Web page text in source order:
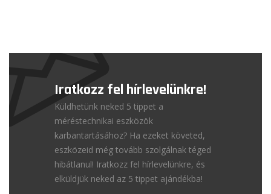
Iratkozz fel hírlevelünkre!
Küldhetünk neked 5 tippet a
méréstechnikai eszközök
karbantartásához? Ha ezeket követed,
eszközeid még tovább szolgálnak téged
hibátlanul! Iratkozz fel hírlevelünkre, és
elküldjük neked az 5 tippet ajándékba!